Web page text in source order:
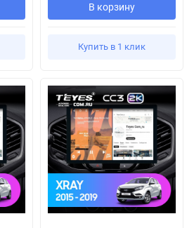
В корзину
Купить в 1 клик